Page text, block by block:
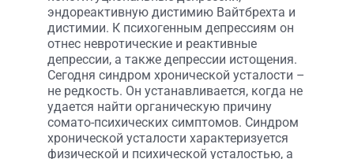
эндореактивную дистимию Вайтбрехта и
дистимии. К психогенным депрессиям он
отнес невротические и реактивные
депрессии, а также депрессии истощения.
Сегодня синдром хронической усталости –
не редкость. Он устанавливается, когда не
удается найти органическую причину
сомато-психических симптомов. Синдром
хронической усталости характеризуется
физической и психической усталостью, а